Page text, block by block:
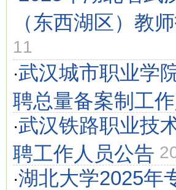
（东西湖区）教
11
·武汉城市职业学
聘总量备案制工
·武汉铁路职业技
聘工作人员公告
·湖北大学2025年